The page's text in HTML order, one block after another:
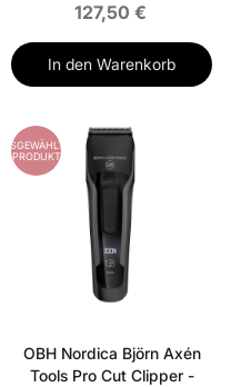
127,50 €
In den Warenkorb
AUSGEWÄHLTES
PRODUKT
OBH Nordica Björn Axén
Tools Pro Cut Clipper -